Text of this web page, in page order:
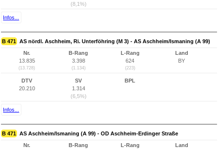
(8,1%)
Infos...
B 471 AS nördl. Aschheim, Ri. Unterföhring (M 3) - AS Aschheim/Ismaning (A 99)
Nr.
13.835
(13.728)
B-Rang
3.398
(1.134)
L-Rang
624
(223)
Land
BY
DTV
20.210
SV
1.314
(6,5%)
BPL
Infos...
B 471 AS Aschheim/Ismaning (A 99) - OD Aschheim-Erdinger Straße
Nr.
B-Rang
L-Rang
Land